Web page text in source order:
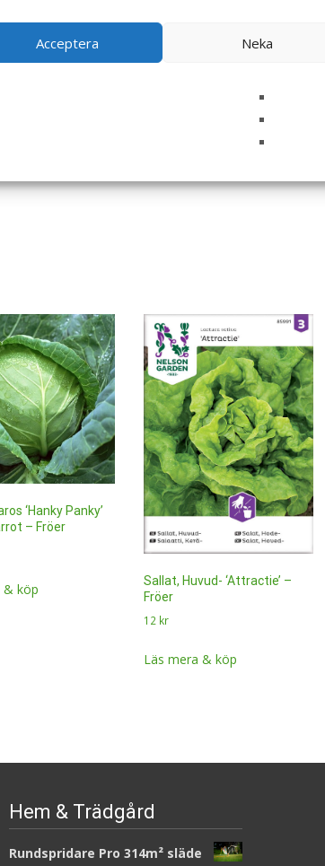
Acceptera Neka
i denna webbläsare till nästa gång jag skriver
‘Hanky Panky’
– Fröer
& köp
Sallat, Huvud- ‘Attractie’ –
Fröer
12 kr
Läs mera & köp
Hem & Trädgård
Rundspridare Pro 314m² släde